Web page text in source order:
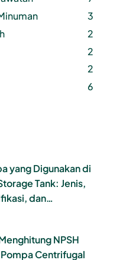
3
2
2
2
6
yang Digunakan di
Tank: Jenis,
dan
NPSH
Centrifugal